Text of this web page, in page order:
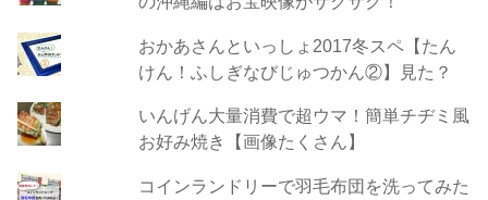
おかあさんといっしょ2017冬スペ【たん
けん！ふしぎなびじゅつかん②】見た？
いんげん大量消費で超ウマ！簡単チヂミ風
お好み焼き【画像たくさん】
コインランドリーで羽毛布団を洗ってみた